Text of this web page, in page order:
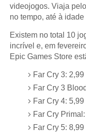
videojogos. Viaja
no tempo, até à
Existem no total 10
incrível e, em
Epic Games Store
Far Cry 3:
Far Cry 3
Far Cry 4:
Far Cry
Far Cry 5: